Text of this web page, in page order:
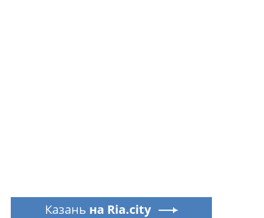
Казань на Ria.city